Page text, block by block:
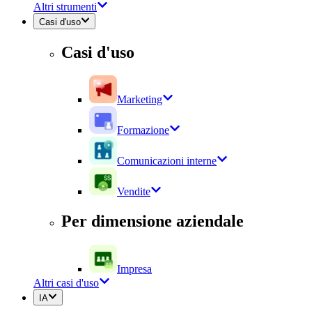
Altri strumenti
Casi d'uso
Casi d'uso
Marketing
Formazione
Comunicazioni interne
Vendite
Per dimensione aziendale
Impresa
Altri casi d'uso
IA